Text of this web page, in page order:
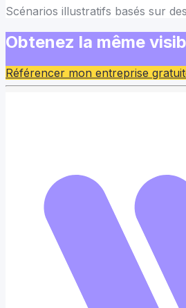
Scénarios illustratifs basés sur
Obtenez la même
Référencer mon entreprise